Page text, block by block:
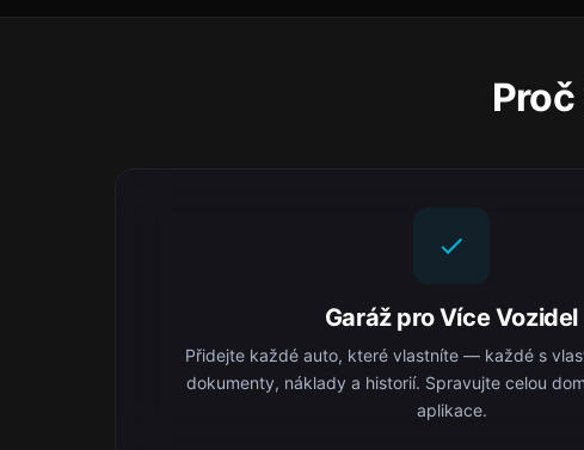
Garáž pro Více Vozidel
Přidejte každé auto, které vlastníte — každé s
dokumenty, náklady a historií. Spravujte celou
aplikace.